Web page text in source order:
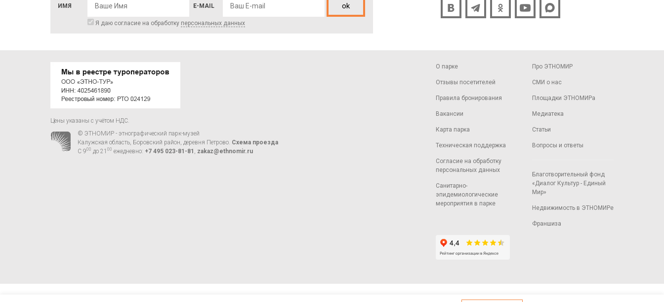
ИМЯ E-MAIL ok
Я даю согласие на обработку персональных данных
О парке
Отзывы посетителей
Правила бронирования
Вакансии
Карта парка
Техническая поддержка
Согласие на обработку
персональных данных
Санитарно-
эпидемиологические
мероприятия в парке
Про ЭТНОМИР
СМИ о нас
Площадки ЭТНОМИРа
Медиатека
Статьи
Вопросы и ответы
Благотворительный фонд
«Диалог Культур - Единый
Мир»
Недвижимость в ЭТНОМИРе
Франшиза
Цены указаны с учётом НДС.
© ЭТНОМИР - этнографический парк-музей
Калужская область, Боровский район, деревня Петрово. Схема проезда
С 900 до 21 00 ежедневно: +7 495 023-81-81 zakaz@ethnomir.ru